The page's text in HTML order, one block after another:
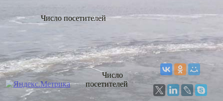
Число посетителей
Число
посетителей